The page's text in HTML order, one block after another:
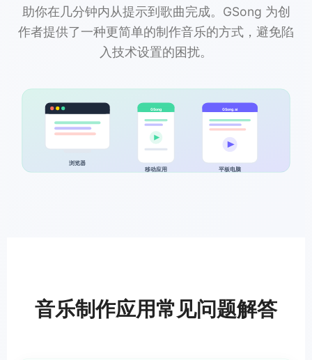
助你在几分钟内从提示到歌曲完成。GSong 为创
作者提供了一种更简单的制作音乐的方式，避免陷
入技术设置的困扰。
浏览器
GSong
移动应用
GSong.ai
平板电脑
音乐制作应用常见问题解答